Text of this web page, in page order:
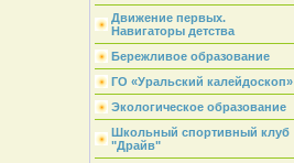
Движение первых.
Навигаторы детства
Бережливое образование
ГО «Уральский калейдоскоп»
Экологическое образование
Школьный спортивный клуб
"Драйв"